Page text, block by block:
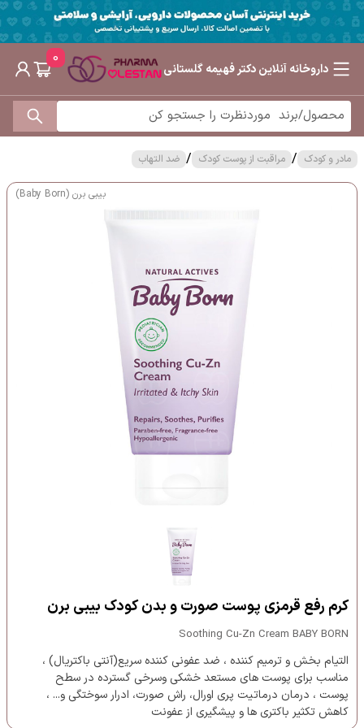
داروخانه آنلاین دکتر فهیمه گلستانی
0
مادر و کودک / مراقبت از پوست کودک / ضد التهاب
بیبی برن (Baby Born)
کرم رفع قرمزی پوست صورت و بدن کودک بیبی برن
Soothing Cu-Zn Cream BABY BORN
التیام بخش و ترمیم کننده ، ضد عفونی کننده سریع(آنتی باکتریال) ،
مناسب برای پوست های مستعد خشکی وسرخی گسترده در سطح
پوست ، درمان درماتیت پری اورال، راش صورت، ادرار سوختگی و... ،
کاهش تکثیر باکتری ها و پیشگیری از عفونت